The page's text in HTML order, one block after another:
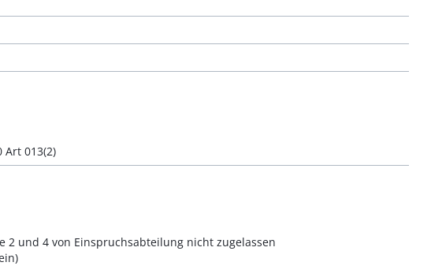
Art 013(2)
und 4 von Einspruchsabteilung nicht zugelassen